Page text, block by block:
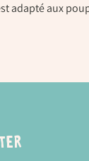
adapté aux